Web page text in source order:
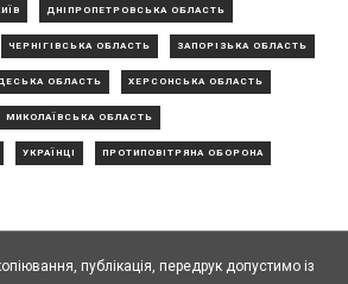
ДНІПРОПЕТРОВСЬКА ОБЛАСТЬ
ЧЕРНІГІВСЬКА ОБЛАСТЬ ЗАПОРІЗЬКА ОБЛАСТЬ
ОБЛАСТЬ ХЕРСОНСЬКА ОБЛАСТЬ
МИКОЛАЇВСЬКА ОБЛАСТЬ
УКРАЇНЦІ ПРОТИПОВІТРЯНА ОБОРОНА
публiкацiя, передрук допустимо із